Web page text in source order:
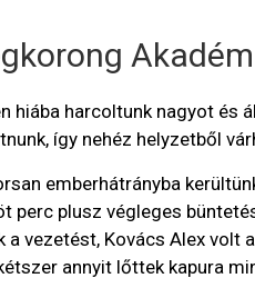
hiába harcoltunk nagyot és
így nehéz helyzetből
emberhátrányba
perc plusz végleges
a vezetést, Kovács Alex volt
annyit lőttek kapura